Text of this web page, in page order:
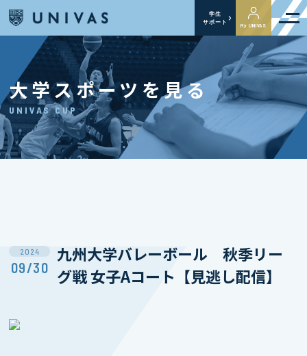
学生
サポート
My UNIVAS
大学スポーツを見る
UNIVAS CUP
2024
09/30
九州大学バレーボール 秋季リー
グ戦 女子Aコート【見逃し配信】